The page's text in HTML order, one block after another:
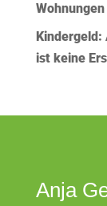
ist keine
Anja